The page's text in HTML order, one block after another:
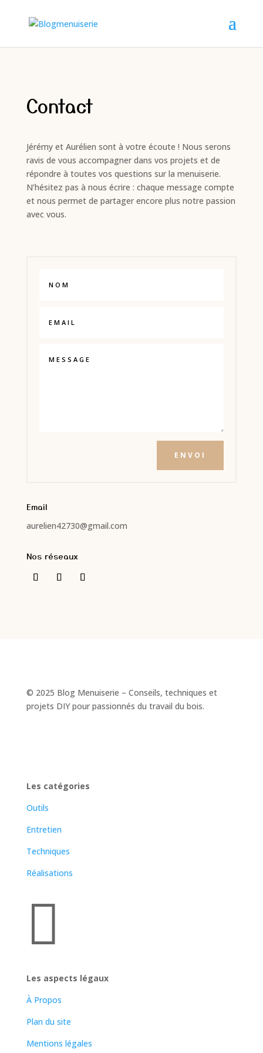
Contact
Jérémy et Aurélien sont à votre écoute ! Nous serons
ravis de vous accompagner dans vos projets et de
répondre à toutes vos questions sur la menuiserie.
N’hésitez pas à nous écrire : chaque message compte
et nous permet de partager encore plus notre passion
avec vous.
ENVOI
Email
aurelien42730@gmail.com
Nos réseaux
© 2025 Blog Menuiserie – Conseils, techniques et
projets DIY pour passionnés du travail du bois.
Les catégories
Outils
Entretien
Techniques
Réalisations

Les aspects légaux
À Propos
Plan du site
Mentions légales